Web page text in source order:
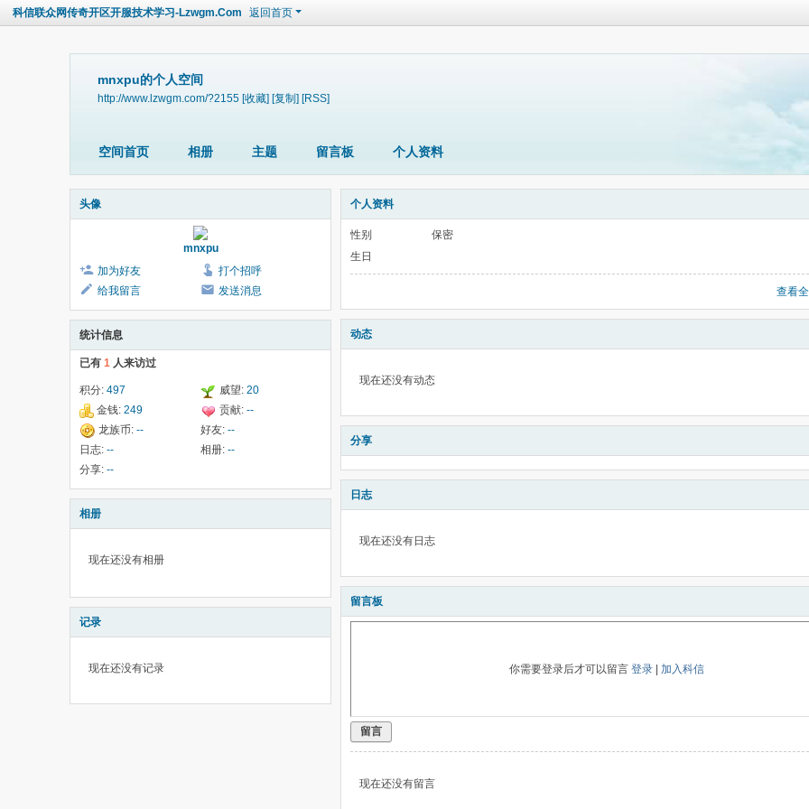
科信联众网传奇开区开服技术学习-Lzwgm.Com 返回首页
mnxpu的个人空间
http://www.lzwgm.com/?2155 [收藏] [复制] [RSS]
空间首页 相册 主题 留言板 个人资料
头像
mnxpu
加为好友
打个招呼
给我留言
发送消息
统计信息
已有 1 人来访过
积分: 497 威望: 20
金钱: 249 贡献: --
龙族币: -- 好友: --
日志: -- 相册: --
分享: --
相册
现在还没有相册
记录
现在还没有记录
个人资料
性别
保密
生日
查看
动态
现在还没有动态
分享
日志
现在还没有日志
留言板
你需要登录后才可以留言 登录 加入科信
留言
现在还没有留言